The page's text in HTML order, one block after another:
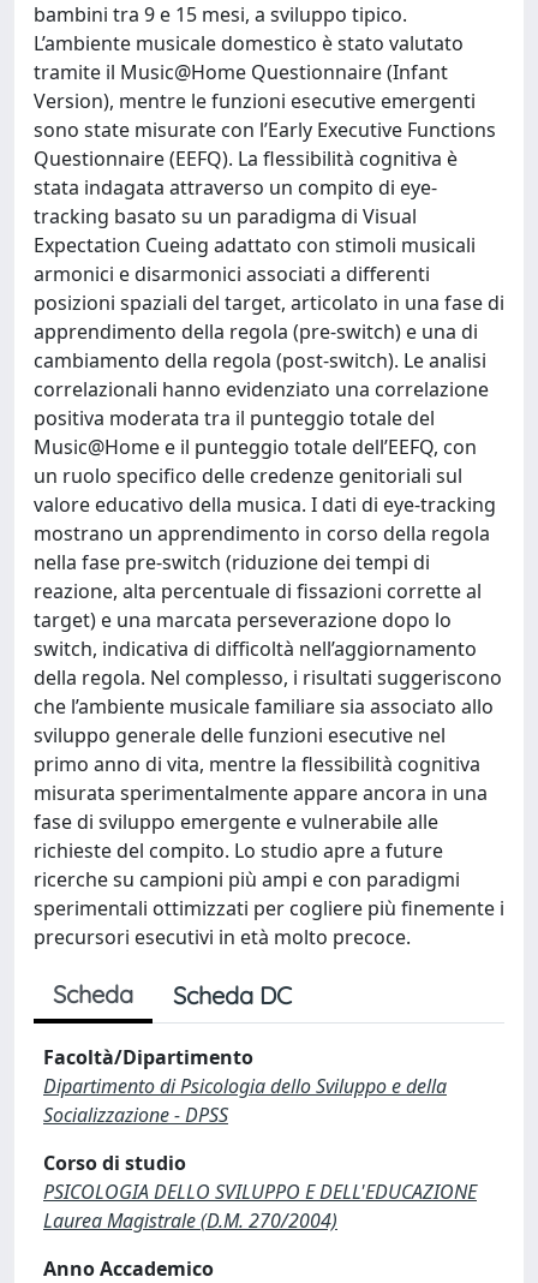
bambini tra 9 e 15 mesi, a sviluppo tipico.
L’ambiente musicale domestico è stato valutato
tramite il Music@Home Questionnaire (Infant
Version), mentre le funzioni esecutive emergenti
sono state misurate con l’Early Executive Functions
Questionnaire (EEFQ). La flessibilità cognitiva è
stata indagata attraverso un compito di eye-
tracking basato su un paradigma di Visual
Expectation Cueing adattato con stimoli musicali
armonici e disarmonici associati a differenti
posizioni spaziali del target, articolato in una fase di
apprendimento della regola (pre-switch) e una di
cambiamento della regola (post-switch). Le analisi
correlazionali hanno evidenziato una correlazione
positiva moderata tra il punteggio totale del
Music@Home e il punteggio totale dell’EEFQ, con
un ruolo specifico delle credenze genitoriali sul
valore educativo della musica. I dati di eye-tracking
mostrano un apprendimento in corso della regola
nella fase pre-switch (riduzione dei tempi di
reazione, alta percentuale di fissazioni corrette al
target) e una marcata perseverazione dopo lo
switch, indicativa di difficoltà nell’aggiornamento
della regola. Nel complesso, i risultati suggeriscono
che l’ambiente musicale familiare sia associato allo
sviluppo generale delle funzioni esecutive nel
primo anno di vita, mentre la flessibilità cognitiva
misurata sperimentalmente appare ancora in una
fase di sviluppo emergente e vulnerabile alle
richieste del compito. Lo studio apre a future
ricerche su campioni più ampi e con paradigmi
sperimentali ottimizzati per cogliere più finemente i
precursori esecutivi in età molto precoce.
Scheda Scheda DC
Facoltà/Dipartimento
Dipartimento di Psicologia dello Sviluppo e della
Socializzazione - DPSS
Corso di studio
PSICOLOGIA DELLO SVILUPPO E DELL'EDUCAZIONE
Laurea Magistrale (D.M. 270/2004)
Anno Accademico